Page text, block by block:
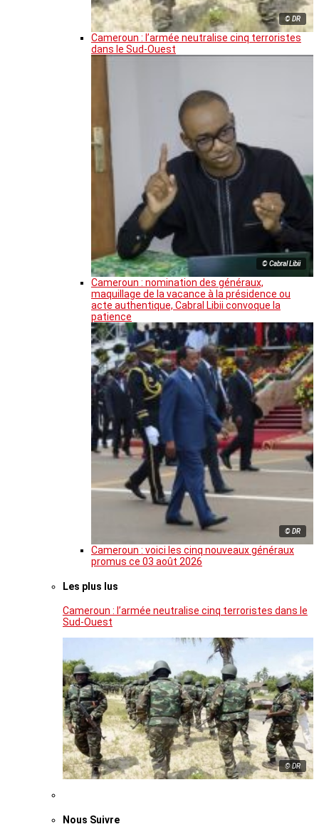
© DR
Cameroun : l’armée neutralise cinq terroristes
dans le Sud-Ouest
© Cabral Libii
Cameroun : nomination des généraux,
maquillage de la vacance à la présidence ou
acte authentique, Cabral Libii convoque la
patience
© DR
Cameroun : voici les cinq nouveaux généraux
promus ce 03 août 2026
Les plus lus
Cameroun : l’armée neutralise cinq terroristes dans le
Sud-Ouest
© DR
Nous Suivre